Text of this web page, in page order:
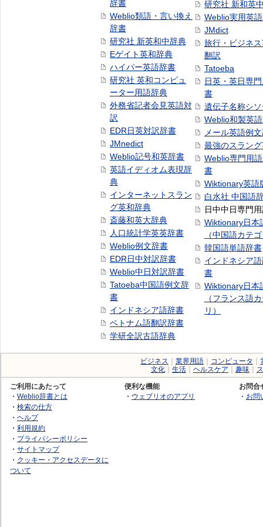
辞書
Weblio類語・言い換え
辞書
研究社 新英和中辞典
Eゲイト英和辞典
ハイパー英語辞書
研究社 英和コンピュ
ーター用語辞典
外務省記者会見英語対
訳
EDR日英対訳辞書
JMnedict
Weblio記号和英辞書
英語イディオム表現辞
典
インターネットスラン
グ英和辞典
斎藤和英大辞典
人口統計学英英辞書
Weblio例文辞書
EDR日中対訳辞書
Weblio中日対訳辞書
Tatoeba中国語例文辞
書
インドネシア語辞書
ベトナム語翻訳辞書
学研全訳古語辞典
研究社 新和英
Weblio実用英
JMdict
旅行・ビジネ
翻訳
Tatoeba
日英・英日専
書
遺伝子名称シ
Weblio和製英
メール英語例
最強のスラン
Weblio専門用
書
Wiktionary英語
白水社 中国語
日中中日専門
Wiktionary日本
（中国語カテ
韓国語単語辞書
インドネシア
書
Wiktionary日本
（フランス語
リ）
ビジネス 業界用語 コンピュータ
文化
生活 ヘルスケア 趣味
ご利用にあたって
・ Weblio辞書とは
・ 検索の仕方
・ ヘルプ
・ 利用規約
・ プライバシーポリシー
・ サイトマップ
・ クッキー・アクセスデータに
ついて
便利な機能
・ ウェブリオのアプリ
お問合
・ お問